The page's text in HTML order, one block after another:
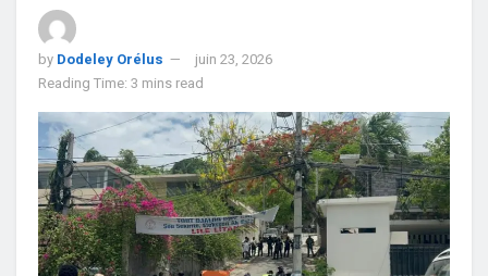
by Dodeley Orélus
juin 23, 2026
Reading Time: 3 mins read